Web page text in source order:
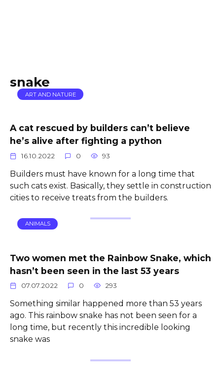
snake
ART AND NATURE
A cat rescued by builders can’t believe
he’s alive after fighting a python
16.10.2022 0 93
Builders must have known for a long time that
such cats exist. Basically, they settle in construction
cities to receive treats from the builders.
ANIMALS
Two women met the Rainbow Snake, which
hasn’t been seen in the last 53 years
07.07.2022 0 293
Something similar happened more than 53 years
ago. This rainbow snake has not been seen for a
long time, but recently this incredible looking
snake was